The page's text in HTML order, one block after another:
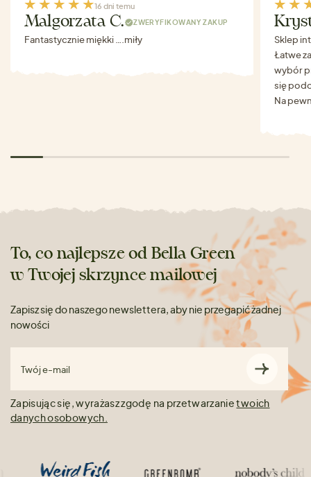
16 dni temu
Malgorzata C. ZWERYFIKOWANY ZAKUP
Fantastycznie miękki ….miły
Sklep
Łatwe
wybór
się
Na
To, co najlepsze od Bella Green
w Twojej skrzynce mailowej
Zapisz się do naszego newslettera, aby nie przegapić żadnej
nowości
Twój e-mail
Zapisując się, wyrażasz zgodę na przetwarzanietwoich
danych osobowych.